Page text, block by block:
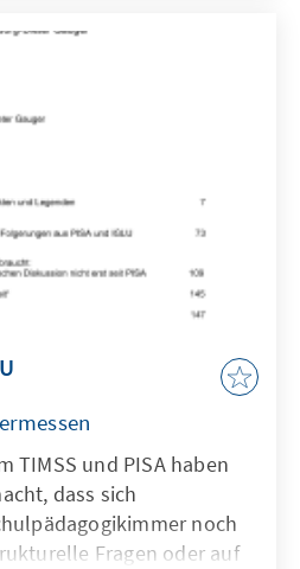
TIMSS und PISA haben
dass sich
noch
Fragen oder auf